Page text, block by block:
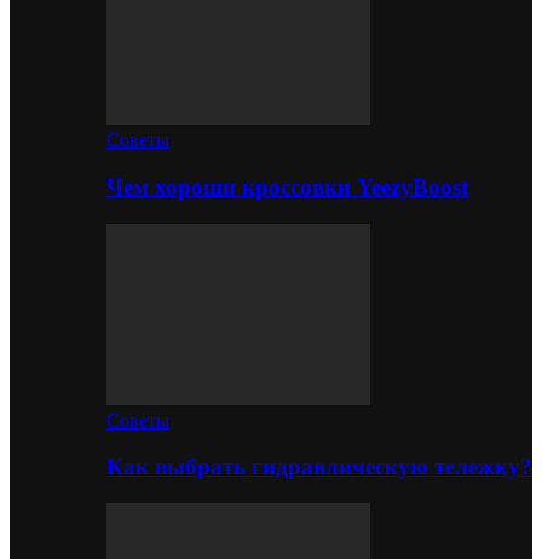
Советы
Чем хороши кроссовки YeezyBoost
Советы
Как выбрать гидравлическую тележку?